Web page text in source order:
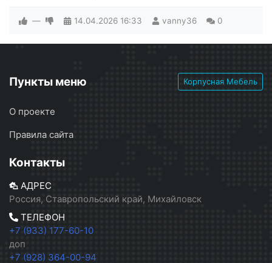
— 14.04.2026 16:33 vanny36 0
Пункты меню Корпусная Мебель
О проекте
Правила сайта
Контакты
АДРЕС
Россия, Ставропольский край, Михайловск
ТЕЛЕФОН
+7 (933) 177-60-10
доп
+7 (928) 364-00-94